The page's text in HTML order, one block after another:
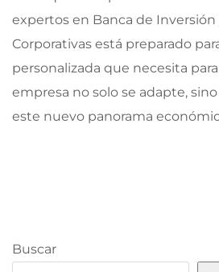
expertos en Banca de Inversión
Corporativas está preparado
personalizada que necesita
empresa no solo se adapte,
este nuevo panorama
Buscar